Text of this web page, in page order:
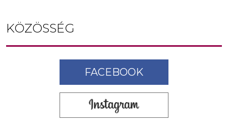
KÖZÖSSÉG
FACEBOOK